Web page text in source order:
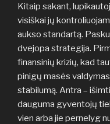
Kitaip sakant,
visiškai jų
aukso standartą.
dvejopa strategija.
finansinių krizių, kad
pinigų masės
stabilumą. Antra –
dauguma gyventojų
vien arba jie pernelyg